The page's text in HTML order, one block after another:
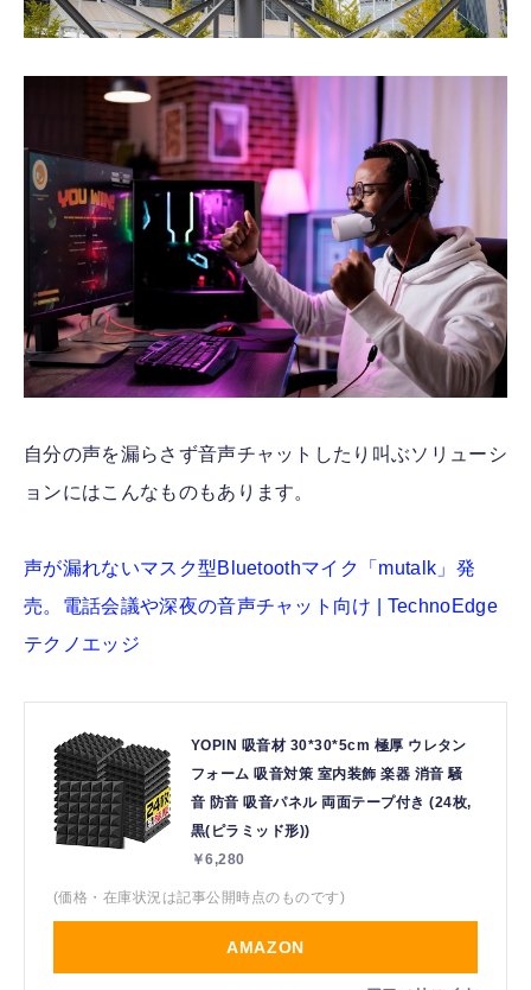
自分の声を漏らさず音声チャットしたり叫ぶソリューシ
ョンにはこんなものもあります。
声が漏れないマスク型Bluetoothマイク「mutalk」発
売。電話会議や深夜の音声チャット向け | TechnoEdge
テクノエッジ
YOPIN 吸音材 30*30*5cm 極厚 ウレタン
フォーム 吸音対策 室内装飾 楽器 消音 騒
音 防音 吸音パネル 両面テープ付き (24枚,
黒(ピラミッド形))
￥6,280
(価格・在庫状況は記事公開時点のものです)
AMAZON